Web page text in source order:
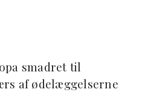
smadret til
af ødelæggelserne